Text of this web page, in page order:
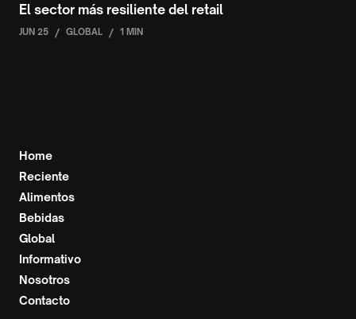
El sector más resiliente del retail
JUN 25 / GLOBAL / 1 MIN
Home
Reciente
Alimentos
Bebidas
Global
Informativo
Nosotros
Contacto